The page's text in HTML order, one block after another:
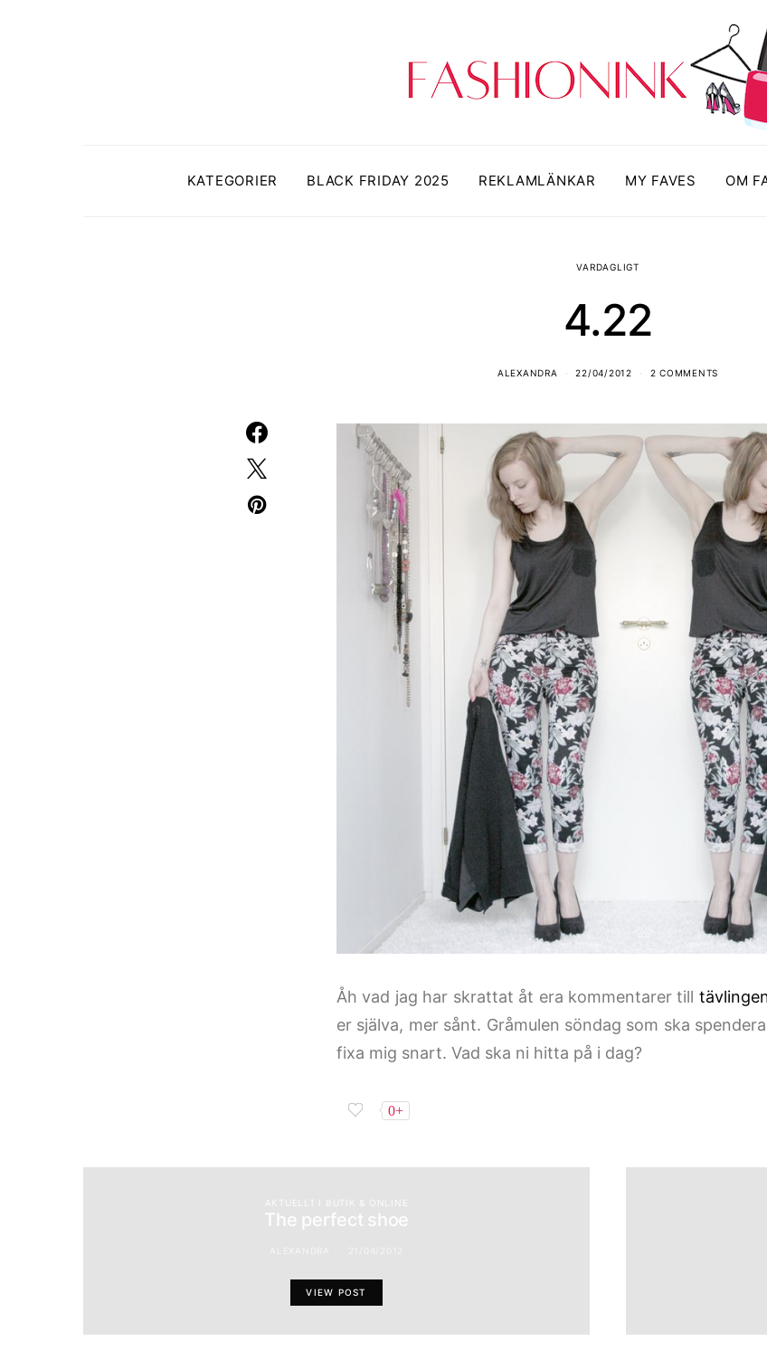
KATEGORIER BLACK FRIDAY 2025 REKLAMLÄNKAR MY FAVES OM
VARDAGLIGT
4.22
ALEXANDRA 22/04/2012 2 COMMENTS
Åh vad jag har skrattat åt era kommentarer till
er själva, mer sånt. Gråmulen söndag som ska
fixa mig snart. Vad ska ni hitta på i dag?
0+
AKTUELLT I BUTIK & ONLINE
The perfect shoe
VIEW POST